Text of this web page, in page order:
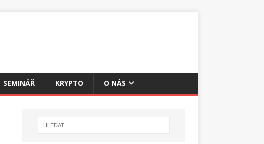
SEMINÁŘ KRYPTO O NÁS